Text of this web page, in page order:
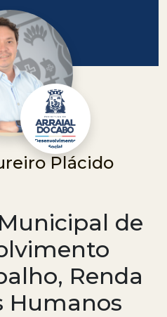
Cidadão
Privacidade
Oficial
Seletivo
Plácido
de
Renda
Humanos